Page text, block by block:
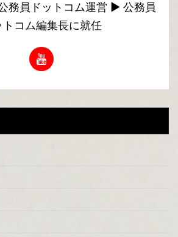
務員ドットコム運営 ▶︎ 公務員
トコム編集長に就任